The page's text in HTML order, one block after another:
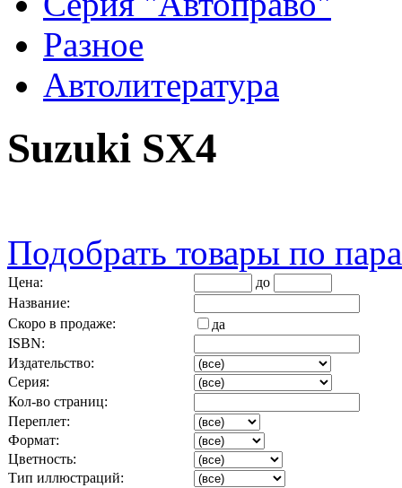
Разное
Автолитература
Suzuki SX4
Подобрать товары по
Цена:
до
Название:
Скоро в продаже:
да
ISBN:
Издательство:
Серия:
Кол-во страниц:
Переплет:
Формат:
Цветность:
Тип иллюстраций: